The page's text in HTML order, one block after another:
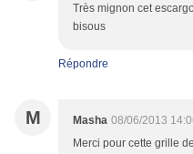
Très mignon cet
bisous
Répondre
M Masha 08/06/2013
Merci pour cette grille